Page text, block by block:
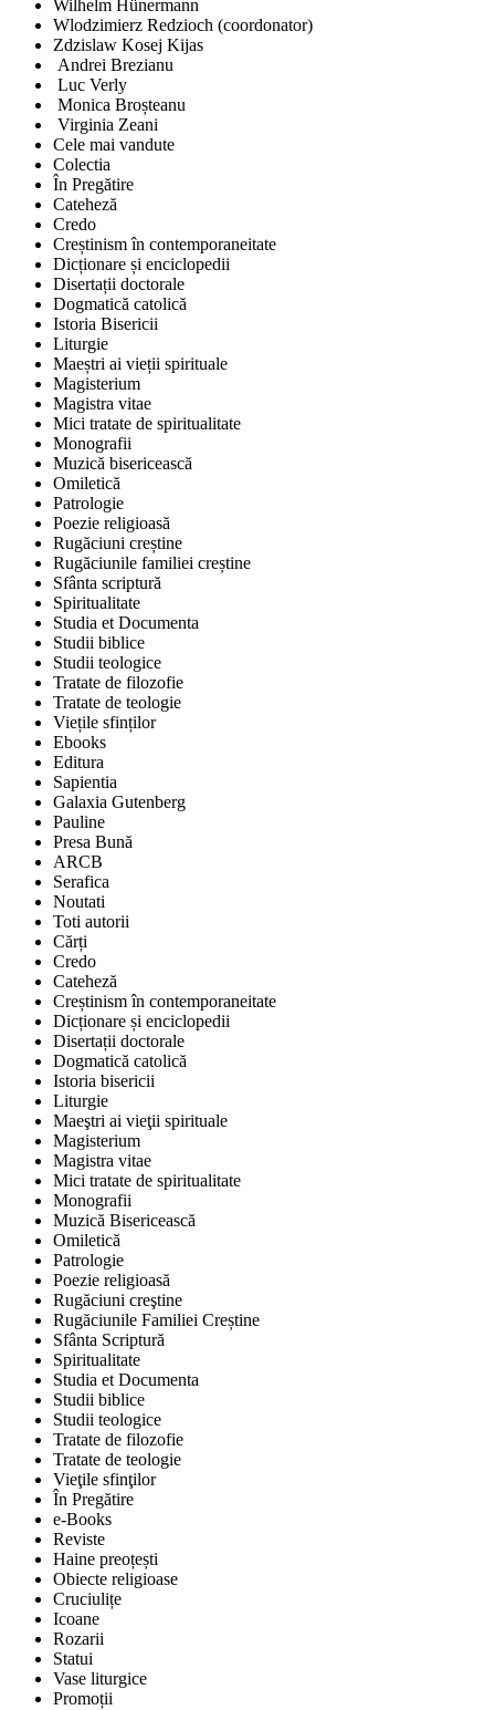
Wilhelm Hünermann
Wlodzimierz Redzioch (coordonator)
Zdzislaw Kosej Kijas
Andrei Brezianu
Luc Verly
Monica Broșteanu
Virginia Zeani
Cele mai vandute
Colectia
În Pregătire
Cateheză
Credo
Creștinism în contemporaneitate
Dicționare și enciclopedii
Disertații doctorale
Dogmatică catolică
Istoria Bisericii
Liturgie
Maeștri ai vieții spirituale
Magisterium
Magistra vitae
Mici tratate de spiritualitate
Monografii
Muzică bisericească
Omiletică
Patrologie
Poezie religioasă
Rugăciuni creștine
Rugăciunile familiei creștine
Sfânta scriptură
Spiritualitate
Studia et Documenta
Studii biblice
Studii teologice
Tratate de filozofie
Tratate de teologie
Viețile sfinților
Ebooks
Editura
Sapientia
Galaxia Gutenberg
Pauline
Presa Bună
ARCB
Serafica
Noutati
Toti autorii
Cărți
Credo
Cateheză
Creștinism în contemporaneitate
Dicționare și enciclopedii
Disertații doctorale
Dogmatică catolică
Istoria bisericii
Liturgie
Maeştri ai vieţii spirituale
Magisterium
Magistra vitae
Mici tratate de spiritualitate
Monografii
Muzică Bisericească
Omiletică
Patrologie
Poezie religioasă
Rugăciuni creştine
Rugăciunile Familiei Creștine
Sfânta Scriptură
Spiritualitate
Studia et Documenta
Studii biblice
Studii teologice
Tratate de filozofie
Tratate de teologie
Vieţile sfinţilor
În Pregătire
e-Books
Reviste
Haine preoțești
Obiecte religioase
Cruciulițe
Icoane
Rozarii
Statui
Vase liturgice
Promoții